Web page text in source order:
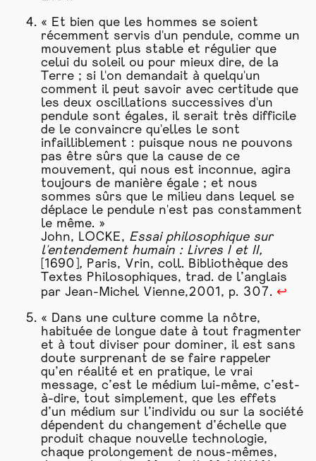
« Et bien que les hommes se soient
récemment servis d'un pendule, comme un
mouvement plus stable et régulier que
celui du soleil ou pour mieux dire, de la
Terre ; si l'on demandait à quelqu'un
comment il peut savoir avec certitude que
les deux oscillations successives d'un
pendule sont égales, il serait très difficile
de le convaincre qu'elles le sont
infailliblement : puisque nous ne pouvons
pas être sûrs que la cause de ce
mouvement, qui nous est inconnue, agira
toujours de manière égale ; et nous
sommes sûrs que le milieu dans lequel se
déplace le pendule n'est pas constamment
le même. »
John, LOCKE, Essai philosophique sur
l'entendement humain : Livres I et II,
[1690] , Paris, Vrin, coll. Bibliothèque des
Textes Philosophiques, trad. de l’anglais
par Jean-Michel Vienne,2001, p. 307. ↩
« Dans une culture comme la nôtre,
habituée de longue date à tout fragmenter
et à tout diviser pour dominer, il est sans
doute surprenant de se faire rappeler
qu’en réalité et en pratique, le vrai
message, c’est le médium lui-même, c’est-
à-dire, tout simplement, que les effets
d’un médium sur l’individu ou sur la société
dépendent du changement d’échelle que
produit chaque nouvelle technologie,
chaque prolongement de nous-mêmes,